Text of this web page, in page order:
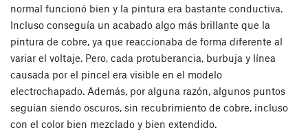
normal funcionó bien y la pintura era bastante conductiva.
Incluso conseguía un acabado algo más brillante que la
pintura de cobre, ya que reaccionaba de forma diferente al
variar el voltaje. Pero, cada protuberancia, burbuja y línea
causada por el pincel era visible en el modelo
electrochapado. Además, por alguna razón, algunos puntos
seguían siendo oscuros, sin recubrimiento de cobre, incluso
con el color bien mezclado y bien extendido.